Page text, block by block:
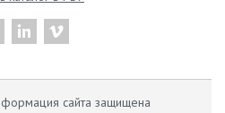
сайта защищена